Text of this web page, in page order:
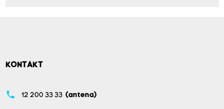
KONTAKT
phone 12 200 33 33 (antena)